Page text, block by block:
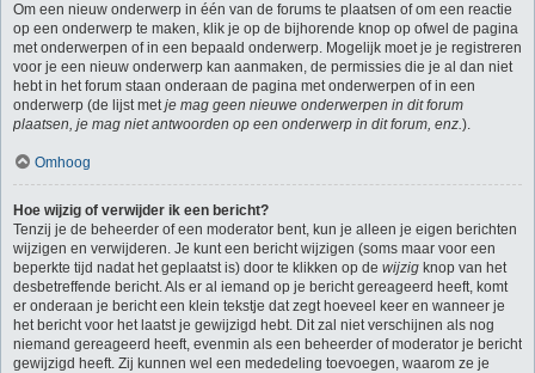
Om een nieuw onderwerp in één van de forums te plaatsen of om een reactie
op een onderwerp te maken, klik je op de bijhorende knop op ofwel de pagina
met onderwerpen of in een bepaald onderwerp. Mogelijk moet je je registreren
voor je een nieuw onderwerp kan aanmaken, de permissies die je al dan niet
hebt in het forum staan onderaan de pagina met onderwerpen of in een
onderwerp (de lijst metje mag geen nieuwe onderwerpen in dit forum
plaatsen, je mag niet antwoorden op een onderwerp in dit forum, enz.).
Omhoog
Hoe wijzig of verwijder ik een bericht?
Tenzij je de beheerder of een moderator bent, kun je alleen je eigen berichten
wijzigen en verwijderen. Je kunt een bericht wijzigen (soms maar voor een
beperkte tijd nadat het geplaatst is) door te klikken op de wijzig knop van het
desbetreffende bericht. Als er al iemand op je bericht gereageerd heeft, komt
er onderaan je bericht een klein tekstje dat zegt hoeveel keer en wanneer je
het bericht voor het laatst je gewijzigd hebt. Dit zal niet verschijnen als nog
niemand gereageerd heeft, evenmin als een beheerder of moderator je bericht
gewijzigd heeft. Zij kunnen wel een mededeling toevoegen, waarom ze je